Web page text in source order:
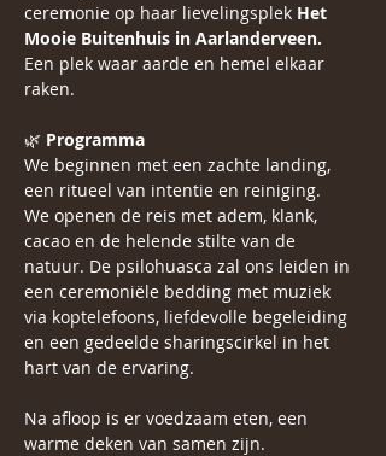
ceremonie op haar lievelingsplek Het
Mooie Buitenhuis in Aarlanderveen.
Een plek waar aarde en hemel elkaar
raken.
🌿 Programma
We beginnen met een zachte landing,
een ritueel van intentie en reiniging.
We openen de reis met adem, klank,
cacao en de helende stilte van de
natuur. De psilohuasca zal ons leiden in
een ceremoniële bedding met muziek
via koptelefoons, liefdevolle begeleiding
en een gedeelde sharingscirkel in het
hart van de ervaring.
Na afloop is er voedzaam eten, een
warme deken van samen zijn.